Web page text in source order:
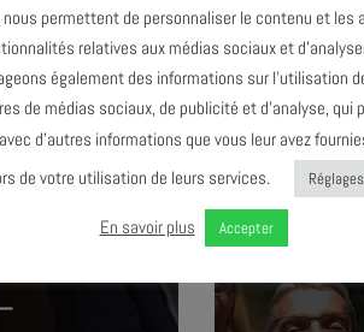
28
MAI
permettent de personnaliser le contenu et les
relatives aux médias sociaux et
également des informations sur l’utilisation
de médias sociaux, de publicité et d’analyse, qui
d’autres informations que vous leur avez
de votre utilisation de leurs services.
En savoir plus Accepter